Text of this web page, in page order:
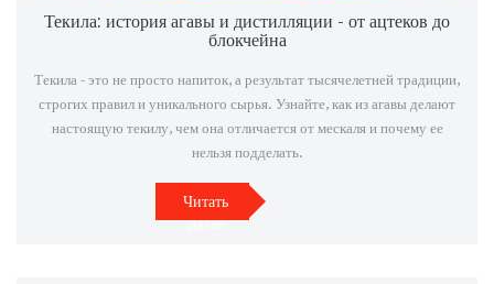
Текила: история агавы и дистилляции - от ацтеков до
блокчейна
Текила - это не просто напиток, а результат тысячелетней традиции,
строгих правил и уникального сырья. Узнайте, как из агавы делают
настоящую текилу, чем она отличается от мескаля и почему ее
нельзя подделать.
Читать
далее